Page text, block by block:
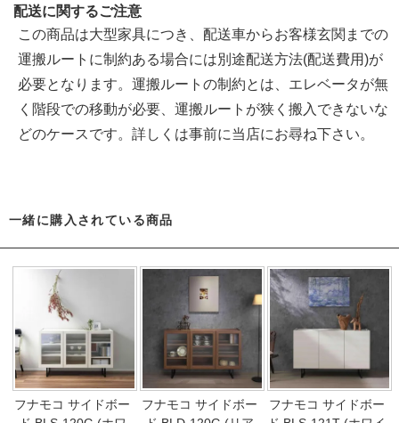
配送に関するご注意
この商品は大型家具につき、配送車からお客様玄関までの
運搬ルートに制約ある場合には別途配送方法(配送費用)が
必要となります。運搬ルートの制約とは、エレベータが無
く階段での移動が必要、運搬ルートが狭く搬入できないな
どのケースです。詳しくは事前に当店にお尋ね下さい。
一緒に購入されている商品
フナモコ サイドボー
フナモコ サイドボー
フナモコ サイドボー